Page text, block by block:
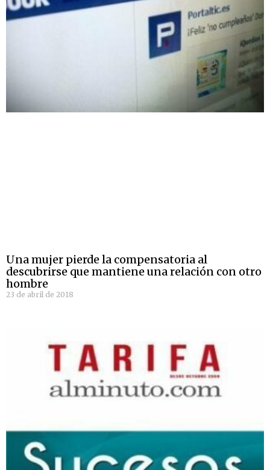
Una mujer pierde la compensatoria al
descubrirse que mantiene una relación con otro
hombre
23 de abril de 2018